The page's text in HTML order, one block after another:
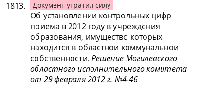
1813. Документ утратил силу
Об установлении контрольных цифр
приема в 2012 году в учреждения
образования, имущество которых
находится в областной коммунальной
собственности. Решение Могилевского
областного исполнительного комитета
от 29 февраля 2012 г. №4-46